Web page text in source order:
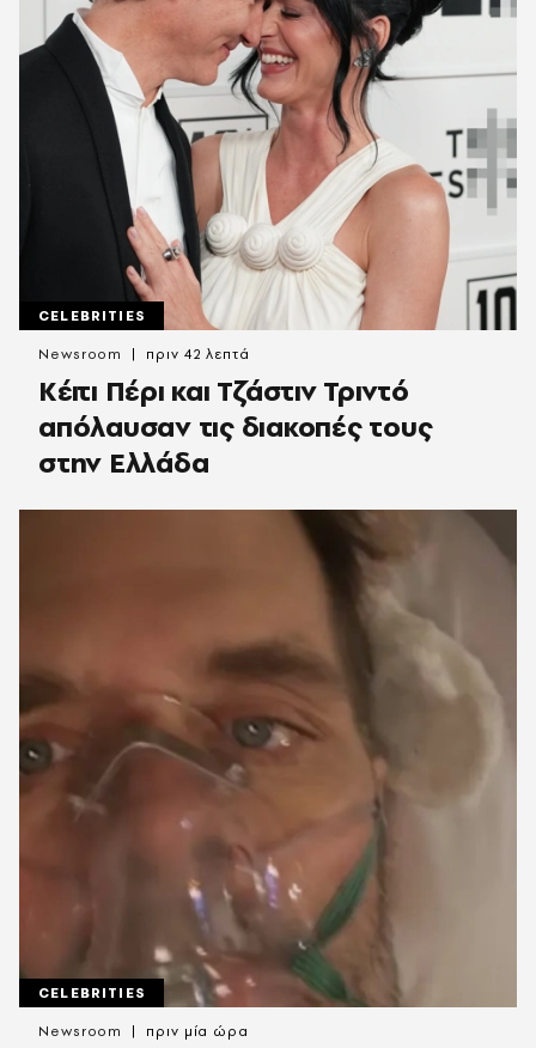
CELEBRITIES
Κέιτι Πέρι και Τζάστιν Τριντό
απόλαυσαν τις διακοπές τους
στην Ελλάδα
Newsroom πριν 42 λεπτά
CELEBRITIES
Newsroom πριν μία ώρα